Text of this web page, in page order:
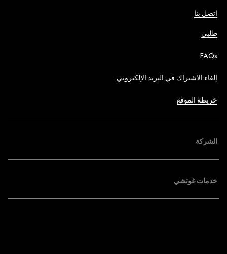
اتصل بنا
طلبي
FAQs
إلغاء الاشتراك في البريد الإلكتروني
خريطة الموقع
الشركة
خدمات غوتشي